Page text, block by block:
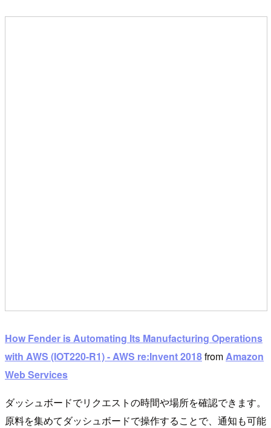
How Fender is Automating Its Manufacturing Operations
with AWS (IOT220-R1) - AWS re:Invent 2018fromAmazon
Web Services
ダッシュボードでリクエストの時間や場所を確認できます。
原料を集めてダッシュボードで操作することで、通知も可能